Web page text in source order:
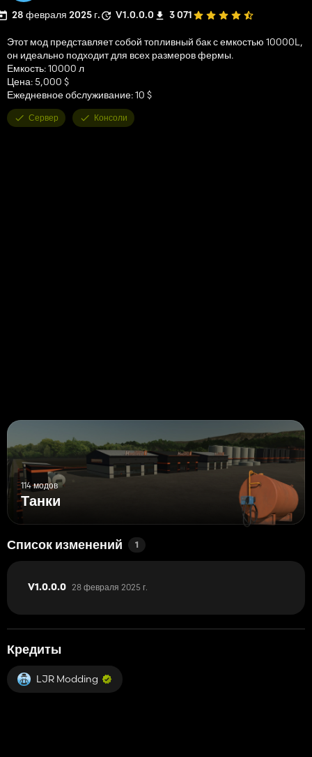
28 февраля 2025 г. V1.0.0.0 3 071
Этот мод представляет собой топливный бак с емкостью 10000L,
он идеально подходит для всех размеров фермы.
Емкость: 10000 л
Цена: 5,000 $
Ежедневное обслуживание: 10 $
Сервер Консоли
114 модов
Танки
Список изменений 1
V1.0.0.0 28 февраля 2025 г.
Кредиты
LJR Modding